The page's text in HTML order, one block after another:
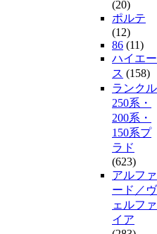
(20)
ポルテ
(12)
86 (11)
ハイエー
ス (158)
ランクル
250系・
200系・
150系プ
ラド
(623)
アルファ
ード／ヴ
ェルファ
イア